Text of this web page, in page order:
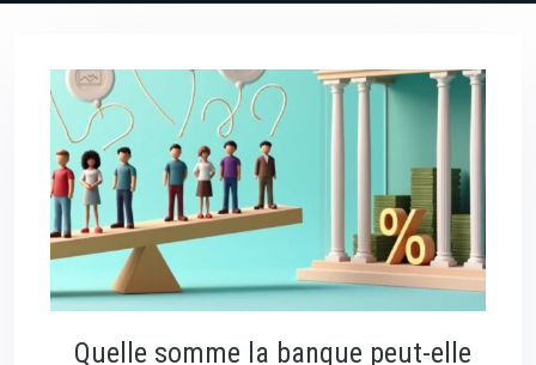
Quelle somme la banque peut-elle